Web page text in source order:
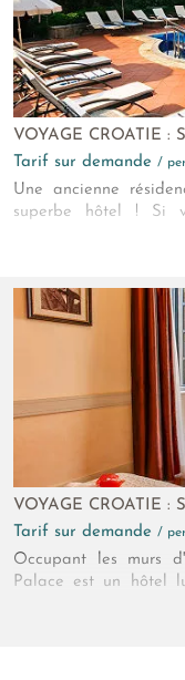
VOYAGE CROATIE :
Tarif sur demande /
Une ancienne
superbe hôtel ! Si
intimistes et
vos vacances à
VOYAGE CROATIE :
Tarif sur demande /
Occupant les murs
Palace est un hôtel
prônant l'excellence,